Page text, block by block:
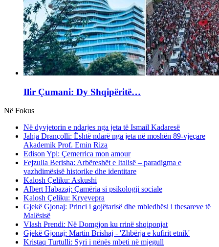
Ilir Çumani: Dy Shqipëritë…
Në Fokus
Në dyvjetorin e ndarjes nga jeta të Ismail Kadaresë
Jahja Drançolli: Është ndarë nga jeta në moshën 89-vjeçare
Akademik Prof. Emin Riza
Edison Ypi: Çemerrica mon amour
Fejzulla Berisha: Arbëreshët e Italisë – paradigma e
vazhdimësisë historike dhe identitare
Kalosh Çeliku: Askushi
Albert Habazaj: Çamëria si psikologji sociale
Kalosh Çeliku: Kryevepra
Gjekë Gjonaj: Princi i gojëtarisë dhe mbledhësi i thesareve të
Malësisë
Vlash Prendi: Në Domgjon ku rrinë shqiponjat
Gjekë Gjonaj: Martin Brishaj - 'Zhbërja e kufirit etnik'
Kristaq Turtulli: Syri i nënës mbeti në mjegull